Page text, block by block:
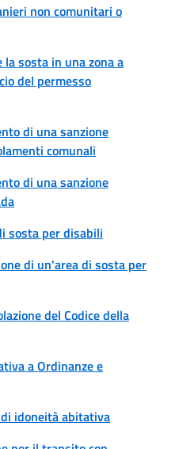
non comunitari o
sosta in una zona a
del permesso
di una sanzione
comunali
di una sanzione
sosta per disabili
di un'area di sosta per
del Codice della
a Ordinanze e
idoneità abitativa